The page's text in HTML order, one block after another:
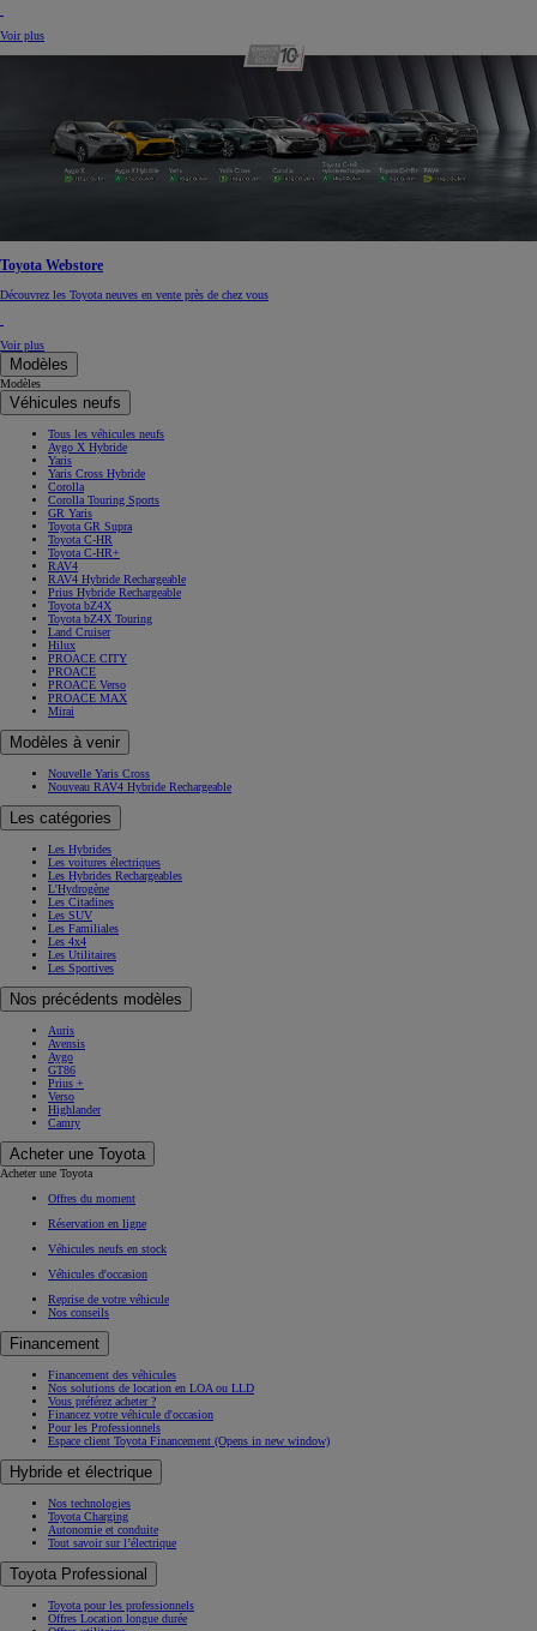
Voir plus
Toyota Webstore
Découvrez les Toyota neuves en vente près de chez vous
Voir plus
Modèles
Modèles
Véhicules neufs
Tous les véhicules neufs
Aygo X Hybride
Yaris
Yaris Cross Hybride
Corolla
Corolla Touring Sports
GR Yaris
Toyota GR Supra
Toyota C-HR
Toyota C-HR+
RAV4
RAV4 Hybride Rechargeable
Prius Hybride Rechargeable
Toyota bZ4X
Toyota bZ4X Touring
Land Cruiser
Hilux
PROACE CITY
PROACE
PROACE Verso
PROACE MAX
Mirai
Modèles à venir
Nouvelle Yaris Cross
Nouveau RAV4 Hybride Rechargeable
Les catégories
Les Hybrides
Les voitures électriques
Les Hybrides Rechargeables
L'Hydrogène
Les Citadines
Les SUV
Les Familiales
Les 4x4
Les Utilitaires
Les Sportives
Nos précédents modèles
Auris
Avensis
Aygo
GT86
Prius +
Verso
Highlander
Camry
Acheter une Toyota
Acheter une Toyota
Offres du moment
Réservation en ligne
Véhicules neufs en stock
Véhicules d'occasion
Reprise de votre véhicule
Nos conseils
Financement
Financement des véhicules
Nos solutions de location en LOA ou LLD
Vous préférez acheter ?
Financez votre véhicule d'occasion
Pour les Professionnels
Espace client Toyota Financement (Opens in new window)
Hybride et électrique
Nos technologies
Toyota Charging
Autonomie et conduite
Tout savoir sur l’électrique
Toyota Professional
Toyota pour les professionnels
Offres Location longue durée